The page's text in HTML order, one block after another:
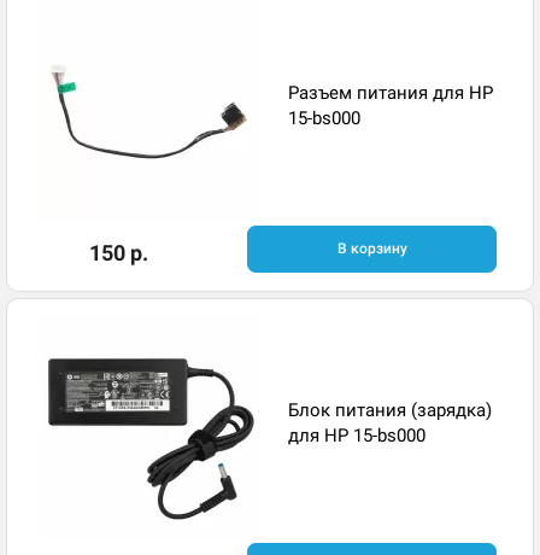
Разъем питания для HP
15-bs000
150 р. В корзину
Блок питания (зарядка)
для HP 15-bs000